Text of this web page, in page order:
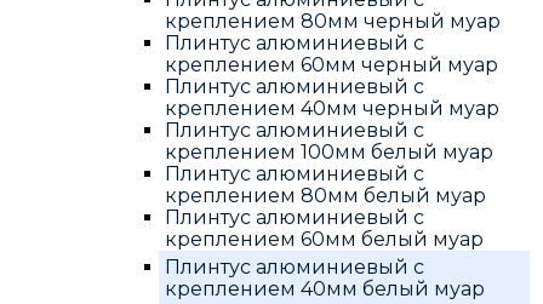
креплением 80мм черный муар
Плинтус алюминиевый с
креплением 60мм черный муар
Плинтус алюминиевый с
креплением 40мм черный муар
Плинтус алюминиевый с
креплением 100мм белый муар
Плинтус алюминиевый с
креплением 80мм белый муар
Плинтус алюминиевый с
креплением 60мм белый муар
Плинтус алюминиевый с
креплением 40мм белый муар